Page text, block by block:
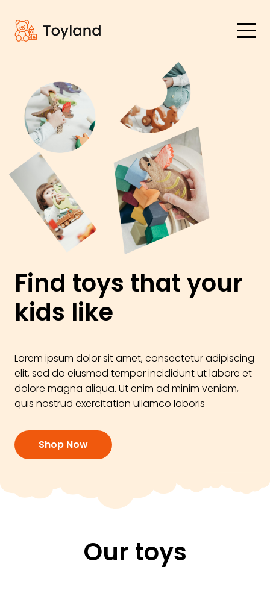
Find toys that your
kids like
Lorem ipsum dolor sit amet, consectetur adipiscing
elit, sed do eiusmod tempor incididunt ut labore et
dolore magna aliqua. Ut enim ad minim veniam,
quis nostrud exercitation ullamco laboris
Shop Now
Our toys